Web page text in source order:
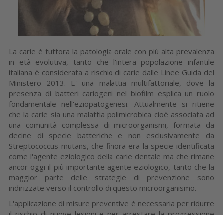
La carie è tuttora la patologia orale con più alta prevalenza
in età evolutiva, tanto che l'intera popolazione infantile
italiana è considerata a rischio di carie dalle Linee Guida del
Ministero 2013. E' una malattia multifattoriale, dove la
presenza di batteri cariogeni nel biofilm esplica un ruolo
fondamentale nell'eziopatogenesi. Attualmente si ritiene
che la carie sia una malattia polimicrobica cioè associata ad
una comunità complessa di microorganismi, formata da
decine di specie batteriche e non esclusivamente da
Streptococcus mutans, che finora era la specie identificata
come l'agente eziologico della carie dentale ma che rimane
ancor oggi il più importante agente eziologico, tanto che la
maggior parte delle strategie di prevenzione sono
indirizzate verso il controllo di questo microorganismo.
L'applicazione di misure preventive è necessaria per ridurre